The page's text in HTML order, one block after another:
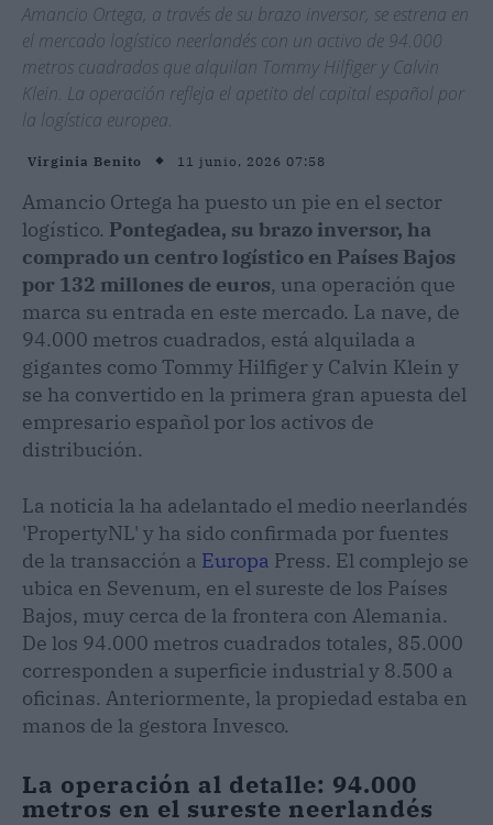
Amancio Ortega, a través de su brazo inversor, se estrena en
el mercado logístico neerlandés con un activo de 94.000
metros cuadrados que alquilan Tommy Hilfiger y Calvin
Klein. La operación refleja el apetito del capital español por
la logística europea.
Virginia Benito 11 junio, 2026 07:58
Amancio Ortega ha puesto un pie en el sector
logístico. Pontegadea, su brazo inversor, ha
comprado un centro logístico en Países Bajos
por 132 millones de euros, una operación que
marca su entrada en este mercado. La nave, de
94.000 metros cuadrados, está alquilada a
gigantes como Tommy Hilfiger y Calvin Klein y
se ha convertido en la primera gran apuesta del
empresario español por los activos de
distribución.
La noticia la ha adelantado el medio neerlandés
'PropertyNL' y ha sido confirmada por fuentes
de la transacción a Europa Press. El complejo se
ubica en Sevenum, en el sureste de los Países
Bajos, muy cerca de la frontera con Alemania.
De los 94.000 metros cuadrados totales, 85.000
corresponden a superficie industrial y 8.500 a
oficinas. Anteriormente, la propiedad estaba en
manos de la gestora Invesco.
La operación al detalle: 94.000
metros en el sureste neerlandés